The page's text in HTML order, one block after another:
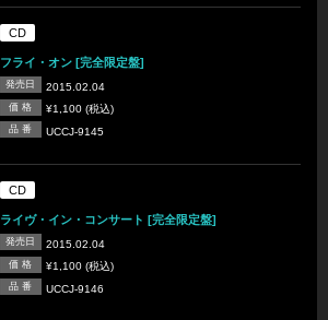
CD
フライ・オン [完全限定盤]
発売日 2015.02.04
価 格 ¥1,100 (税込)
品 番 UCCJ-9145
CD
ライヴ・イン・コンサート [完全限定盤]
発売日 2015.02.04
価 格 ¥1,100 (税込)
品 番 UCCJ-9146